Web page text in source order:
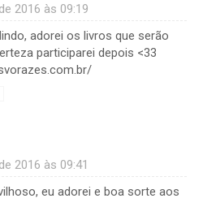
2016 às 09:19
adorei os livros que serão
participarei depois <33
2016 às 09:41
eu adorei e boa sorte aos